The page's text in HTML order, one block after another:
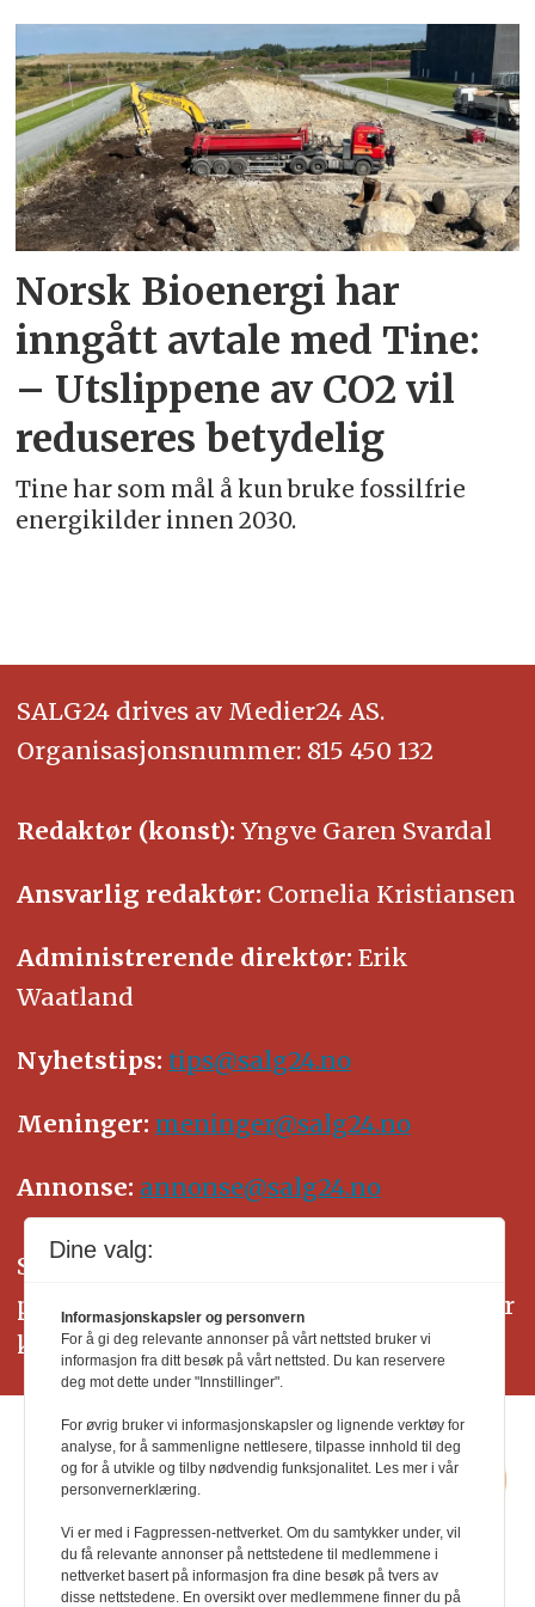
Emne:
jan
topstad
Norsk Bioenergi har
inngått avtale med Tine:
– Utslippene av CO2 vil
reduseres betydelig
Tine har som mål å kun bruke fossilfrie
energikilder innen 2030.
SALG24 drives av Medier24 AS.
Organisasjonsnummer: 815 450 132
Redaktør (konst): Yngve Garen Svardal
Ansvarlig redaktør: Cornelia Kristiansen
Administrerende direktør: Erik
Waatland
Nyhetstips: tips@salg24.no
Meninger: meninger@salg24.no
Annonse: annonse@salg24.no
SALG24 arbeider etter Vær Varsom-
plakatens regler for god presseskikk. Her
kan du lese mer omPFUsarbeid.
Dine valg:
Informasjonskapsler og personvern
For å gi deg relevante annonser på vårt nettsted bruker vi
informasjon fra ditt besøk på vårt nettsted. Du kan reservere
deg mot dette under "Innstillinger".
For øvrig bruker vi informasjonskapsler og lignende verktøy for
analyse, for å sammenligne nettlesere, tilpasse innhold til deg
og for å utvikle og tilby nødvendig funksjonalitet. Les mer i vår
personvernerklæring.
Vi er med i Fagpressen-nettverket. Om du samtykker under, vil
du få relevante annonser på nettstedene til medlemmene i
nettverket basert på informasjon fra dine besøk på tvers av
disse nettstedene. En oversikt over medlemmene finner du på